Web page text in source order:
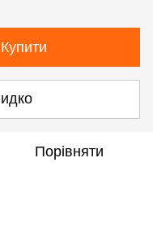
Купити
Порівняти